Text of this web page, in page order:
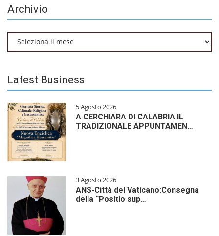
Archivio
Archivio
Latest Business
5 Agosto 2026
A CERCHIARA DI CALABRIA IL
TRADIZIONALE APPUNTAMEN…
3 Agosto 2026
ANS-Città del Vaticano:Consegna
della “Positio sup…